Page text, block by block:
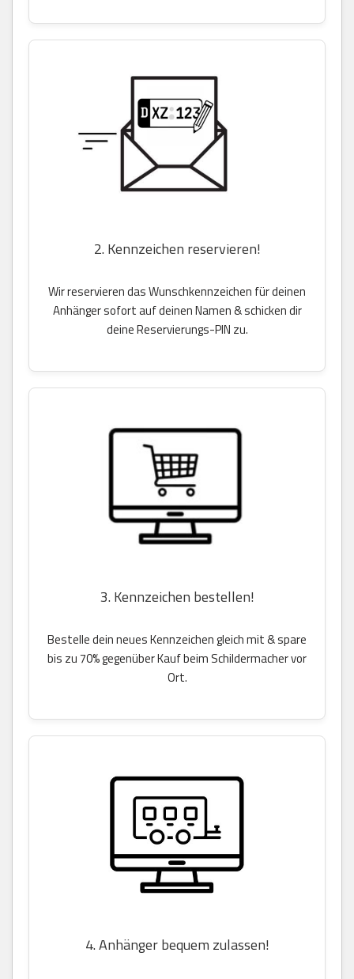
2. Kennzeichen reservieren!
Wir reservieren das Wunschkennzeichen für deinen
Anhänger sofort auf deinen Namen & schicken dir
deine Reservierungs-PIN zu.
3. Kennzeichen bestellen!
Bestelle dein neues Kennzeichen gleich mit & spare
bis zu 70% gegenüber Kauf beim Schildermacher vor
Ort.
4. Anhänger bequem zulassen!